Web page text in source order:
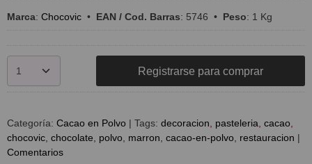
Marca: Chocovic • EAN / Cod. Barras: 5746 • Peso: 1 Kg
Registrarse para comprar
Categoría: Cacao en Polvo | Tags: decoracion pasteleria cacao
chocovic chocolate polvo marron cacao-en-polvo restauracion |
Comentarios